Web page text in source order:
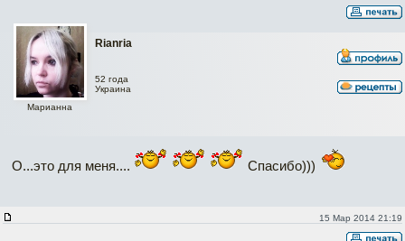
Rianria
Марианна
52 года
Украина
О...это для меня.... Спасибо)))
15 Мар 2014 21:19